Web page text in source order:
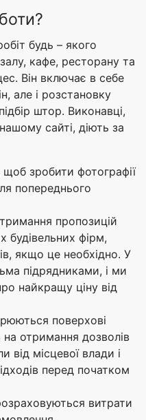
будь – якого
кафе, ресторану та
Він включає в себе
але і розстановку
штор. Виконавці,
сайті, діють за
зробити фотографії
попереднього
пропозицій
будівельних фірм,
якщо це необхідно. У
підрядниками, і ми
найкращу ціну від
поверхові
отримання дозволів
від місцевої влади і
перед початком
витрати